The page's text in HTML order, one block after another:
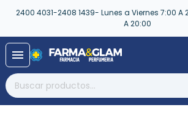
2400 4031-2408 1439- Lunes a Viernes 7:00 A
A 20:00
menu